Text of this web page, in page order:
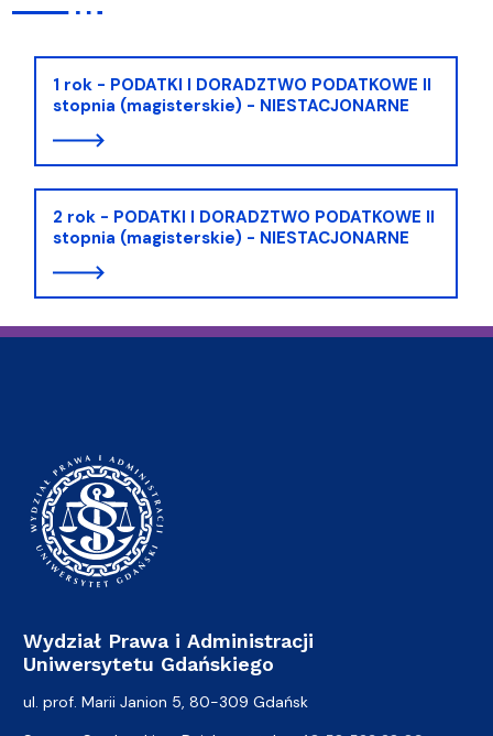
1 rok - PODATKI I DORADZTWO PODATKOWE II
stopnia (magisterskie) - NIESTACJONARNE
2 rok - PODATKI I DORADZTWO PODATKOWE II
stopnia (magisterskie) - NIESTACJONARNE
Wydział Prawa i Administracji
Uniwersytetu Gdańskiego
ul. prof. Marii Janion 5, 80-309 Gdańsk